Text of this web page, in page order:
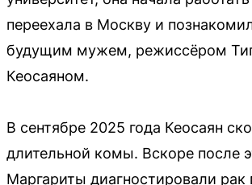
переехала в Москву и
будущим мужем, режиссёром
Кеосаяном.
В сентябре 2025 года Кеосаян
длительной комы. Вскоре после
Маргариты диагностировали